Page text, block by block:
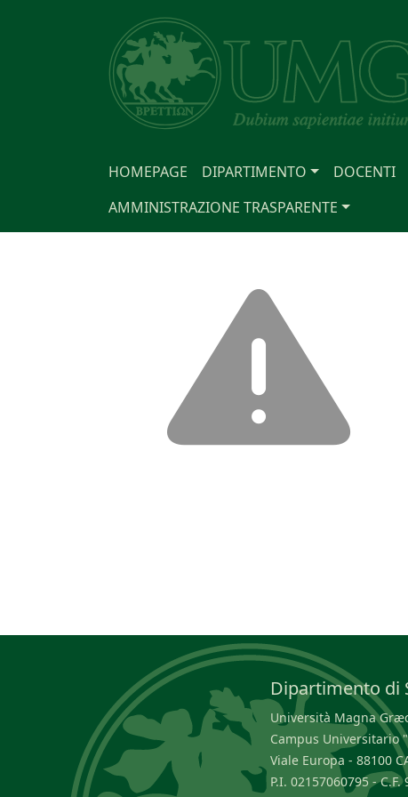
HOMEPAGE DIPARTIMENTO DOCENTI
AMMINISTRAZIONE TRASPARENTE
Dipartimento di
Università Magna
Campus Universitario
Viale Europa - 88100
P.I. 02157060795 - C.F.